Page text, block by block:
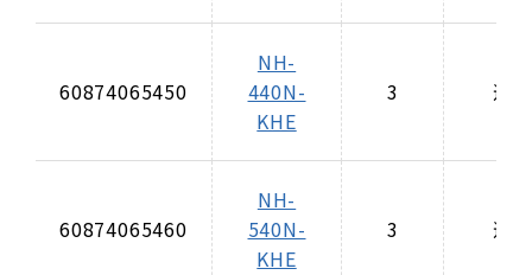
60874065450
NH-
440N-
KHE
3 適合
60874065460
NH-
540N-
KHE
3 適合